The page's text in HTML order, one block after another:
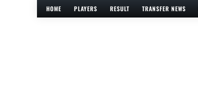
HOME PLAYERS RESULT TRANSFER NEWS